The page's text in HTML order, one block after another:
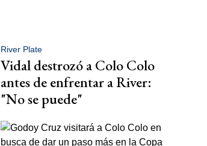
River Plate
Vidal destrozó a Colo Colo
antes de enfrentar a River:
"No se puede"